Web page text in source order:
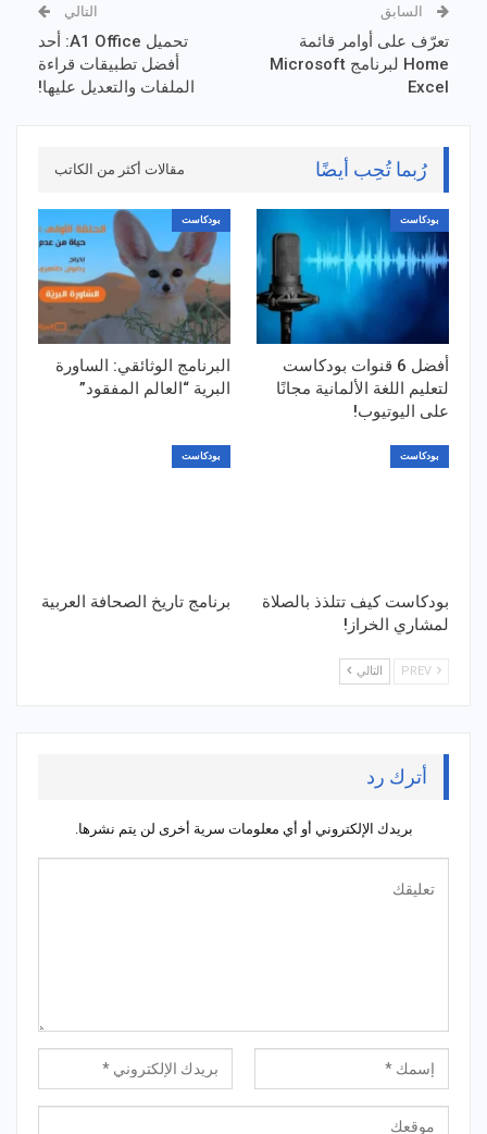
السابق
تعرّف على أوامر قائمة
Home لبرنامج Microsoft
Excel
التالي
تحميل A1 Office: أحد
أفضل تطبيقات قراءة
الملفات والتعديل عليها!
رُبما تُحِب أيضًا مقالات أكثر من الكاتب
بودكاست
أفضل 6 قنوات بودكاست
لتعليم اللغة الألمانية مجانًا
على اليوتيوب!
بودكاست
البرنامج الوثائقي: الساورة
البرية “العالم المفقود”
بودكاست
بودكاست كيف تتلذذ بالصلاة
لمشاري الخراز!
بودكاست
برنامج تاريخ الصحافة العربية
التالي
أترك رد
بريدك الإلكتروني أو أي معلومات سرية أخرى لن يتم نشرها.